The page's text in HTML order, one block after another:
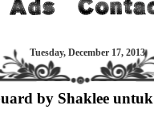
Tuesday, December 17, 2013
by Shaklee